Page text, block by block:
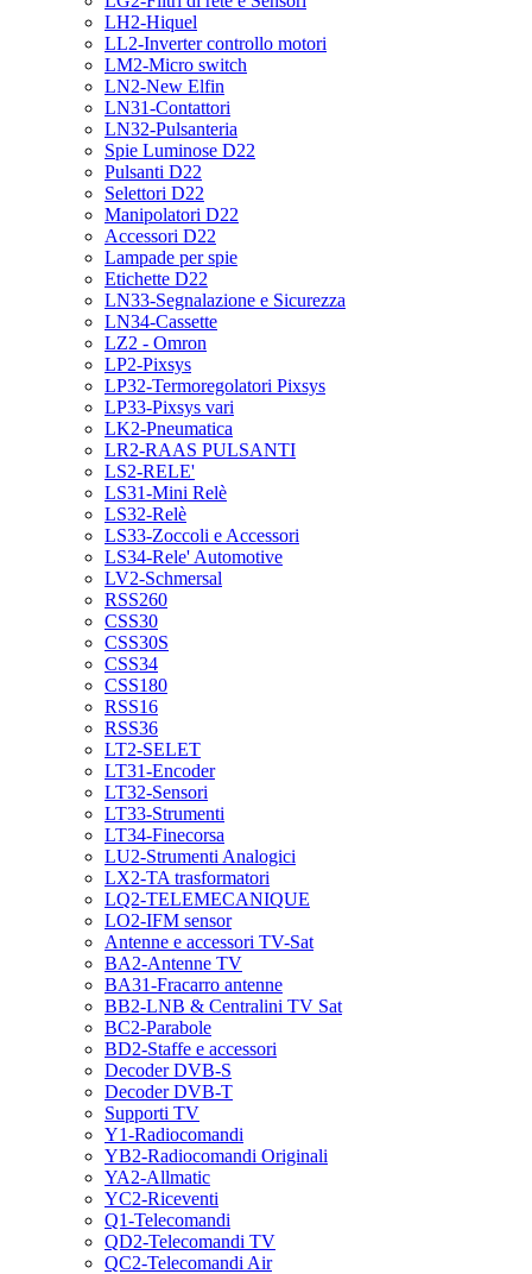
LH2-Hiquel
LL2-Inverter controllo motori
LM2-Micro switch
LN2-New Elfin
LN31-Contattori
LN32-Pulsanteria
Spie Luminose D22
Pulsanti D22
Selettori D22
Manipolatori D22
Accessori D22
Lampade per spie
Etichette D22
LN33-Segnalazione e Sicurezza
LN34-Cassette
LZ2 - Omron
LP2-Pixsys
LP32-Termoregolatori Pixsys
LP33-Pixsys vari
LK2-Pneumatica
LR2-RAAS PULSANTI
LS2-RELE'
LS31-Mini Relè
LS32-Relè
LS33-Zoccoli e Accessori
LS34-Rele' Automotive
LV2-Schmersal
RSS260
CSS30
CSS30S
CSS34
CSS180
RSS16
RSS36
LT2-SELET
LT31-Encoder
LT32-Sensori
LT33-Strumenti
LT34-Finecorsa
LU2-Strumenti Analogici
LX2-TA trasformatori
LQ2-TELEMECANIQUE
LO2-IFM sensor
Antenne e accessori TV-Sat
BA2-Antenne TV
BA31-Fracarro antenne
BB2-LNB & Centralini TV Sat
BC2-Parabole
BD2-Staffe e accessori
Decoder DVB-S
Decoder DVB-T
Supporti TV
Y1-Radiocomandi
YB2-Radiocomandi Originali
YA2-Allmatic
YC2-Riceventi
Q1-Telecomandi
QD2-Telecomandi TV
QC2-Telecomandi Air